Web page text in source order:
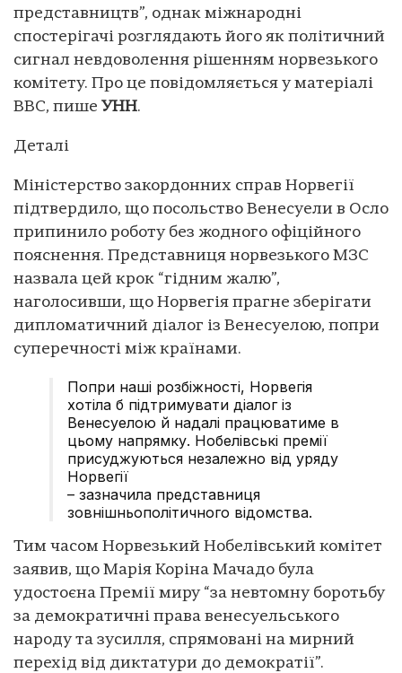
представництв”, однак міжнародні
спостерігачі розглядають його як політичний
сигнал невдоволення рішенням норвезького
комітету. Про це повідомляється у матеріалі
ВВС, пише УНН.
Деталі
Міністерство закордонних справ Норвегії
підтвердило, що посольство Венесуели в Осло
припинило роботу без жодного офіційного
пояснення. Представниця норвезького МЗС
назвала цей крок “гідним жалю”,
наголосивши, що Норвегія прагне зберігати
дипломатичний діалог із Венесуелою, попри
суперечності між країнами.
Попри наші розбіжності, Норвегія
хотіла б підтримувати діалог із
Венесуелою й надалі працюватиме в
цьому напрямку. Нобелівські премії
присуджуються незалежно від уряду
Норвегії
– зазначила представниця
зовнішньополітичного відомства.
Тим часом Норвезький Нобелівський комітет
заявив, що Марія Коріна Мачадо була
удостоєна Премії миру “за невтомну боротьбу
за демократичні права венесуельського
народу та зусилля, спрямовані на мирний
перехід від диктатури до демократії”.